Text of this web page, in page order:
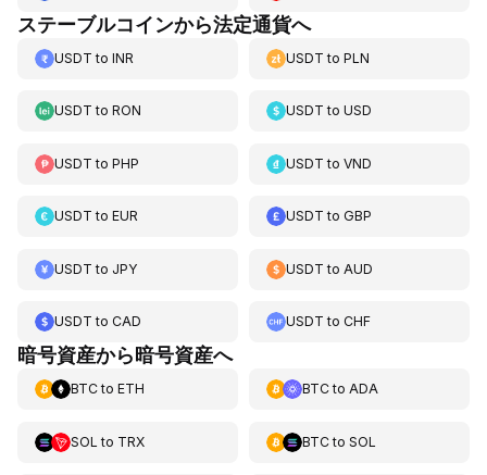
ステーブルコインから法定通貨へ
USDT to INR USDT toPLN
USDT to RON USDT toUSD
USDT to PHP USDT toVND
USDT to EUR USDT toGBP
USDT to JPY USDT to AUD
USDT to CAD USDT toCHF
暗号資産から暗号資産へ
BTCto ETH BTCto ADA
SOL to TRX BTCto SOL